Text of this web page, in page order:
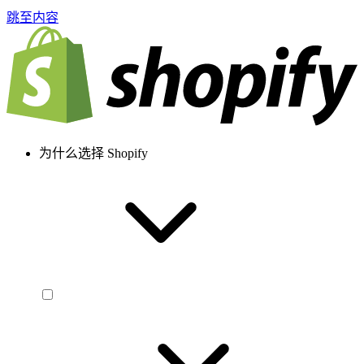
跳至内容
为什么选择 Shopify